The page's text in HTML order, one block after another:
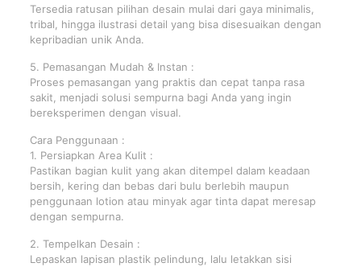
Tersedia ratusan pilihan desain mulai dari gaya minimalis,
tribal, hingga ilustrasi detail yang bisa disesuaikan dengan
kepribadian unik Anda.
5. Pemasangan Mudah & Instan :
Proses pemasangan yang praktis dan cepat tanpa rasa
sakit, menjadi solusi sempurna bagi Anda yang ingin
bereksperimen dengan visual.
Cara Penggunaan :
1. Persiapkan Area Kulit :
Pastikan bagian kulit yang akan ditempel dalam keadaan
bersih, kering dan bebas dari bulu berlebih maupun
penggunaan lotion atau minyak agar tinta dapat meresap
dengan sempurna.
2. Tempelkan Desain :
Lepaskan lapisan plastik pelindung, lalu letakkan sisi